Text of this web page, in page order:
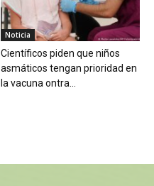
Noticia
Científicos piden que niños
asmáticos tengan prioridad en
la vacuna ontra...